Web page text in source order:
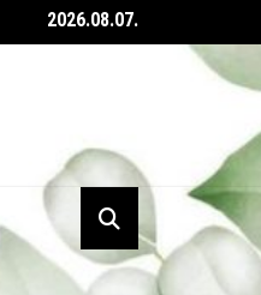
2026.08.07.